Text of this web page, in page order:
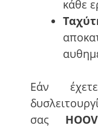
κάθε
Εάν
σας